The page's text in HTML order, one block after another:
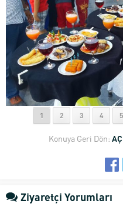
1 2 3 4 5
Konuya Geri Dön:
Ziyaretçi Yorumları